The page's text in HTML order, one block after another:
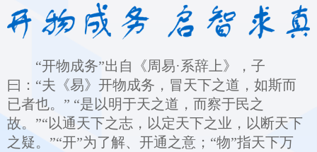
“开物成务”出自《周易·系辞上》，子
曰：“夫《易》开物成务，冒天下之道，如斯而
已者也。” “是以明于天之道，而察于民之
故。”“以通天下之志，以定天下之业，以断天下
之疑。”“开”为了解、开通之意；“物”指天下万